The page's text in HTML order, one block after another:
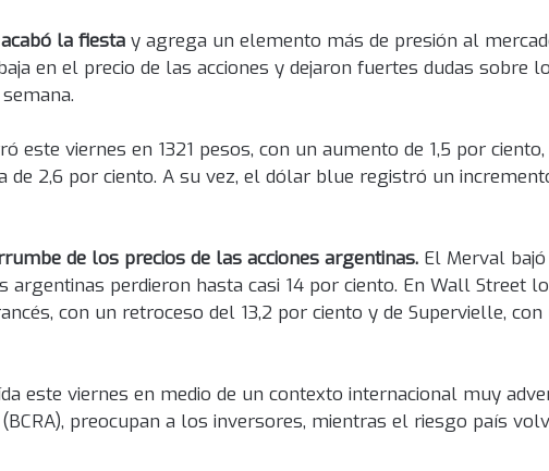
la fiesta y agrega un elemento más de presión al
en el precio de las acciones y dejaron fuertes dudas sobre
este viernes en 1321 pesos, con un aumento de 1,5 por
2,6 por ciento. A su vez, el dólar blue registró un incremento
de los precios de las acciones argentinas. El Merval
perdieron hasta casi 14 por ciento. En Wall Street
con un retroceso del 13,2 por ciento y de Supervielle, con
este viernes en medio de un contexto internacional muy
preocupan a los inversores, mientras el riesgo país